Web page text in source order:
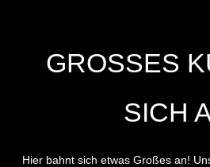
GROSSES
ICH
Hier bahnt sich etwas Großes an!